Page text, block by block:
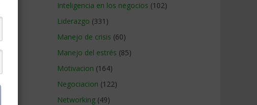
Inteligencia en los negocios (102)
Liderazgo (331)
Manejo de crisis (60)
Manejo del estrés (85)
Motivacion (164)
Negociacion (122)
Networking (49)